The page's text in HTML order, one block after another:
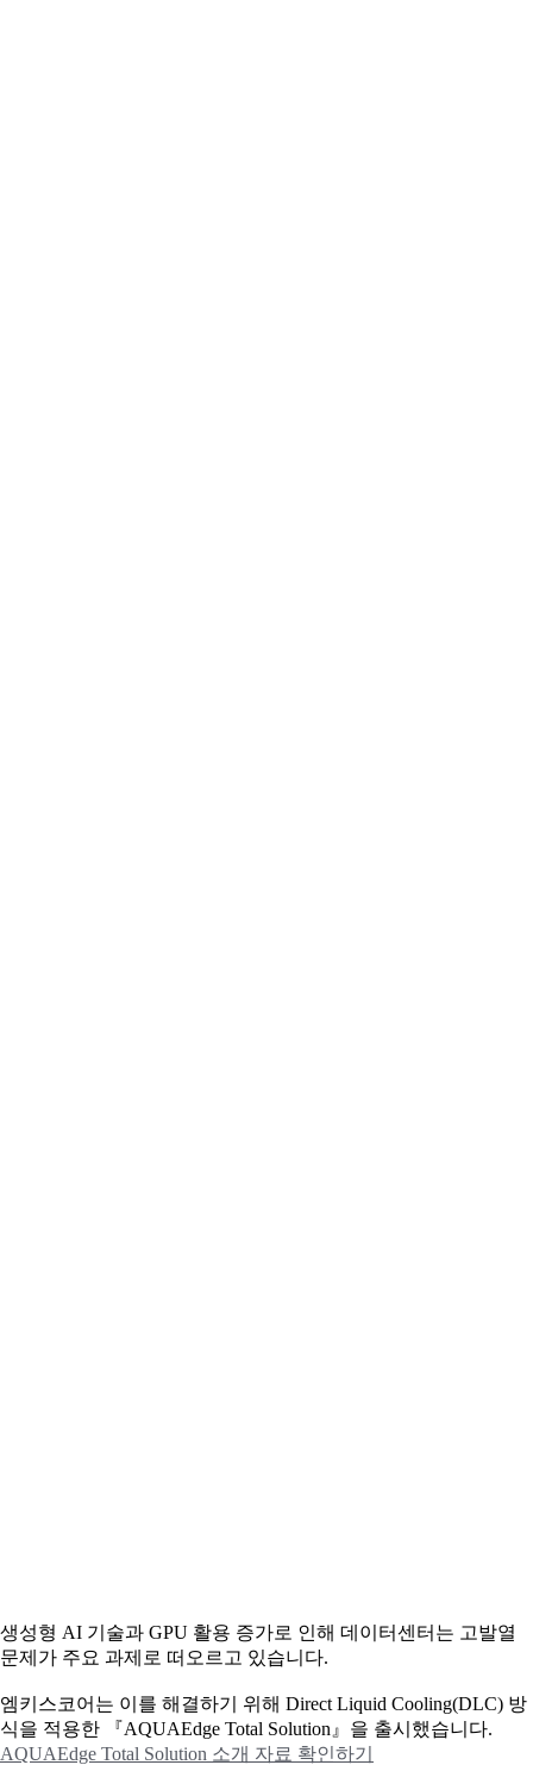
생성형 AI 기술과 GPU 활용 증가로 인해 데이터센터는 고발열
문제가 주요 과제로 떠오르고 있습니다.
엠키스코어는 이를 해결하기 위해 Direct Liquid Cooling(DLC) 방
식을 적용한 『AQUAEdge Total Solution』을 출시했습니다.
AQUAEdge Total Solution 소개 자료 확인하기